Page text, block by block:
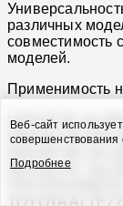
различных
совместимость
моделей.
Применимость
LEXUS IS 1st
LEXUS GS 2nd
LEXUS SC 1st
TOYOTA
Веб-сайт
совершенствования
Подробнее